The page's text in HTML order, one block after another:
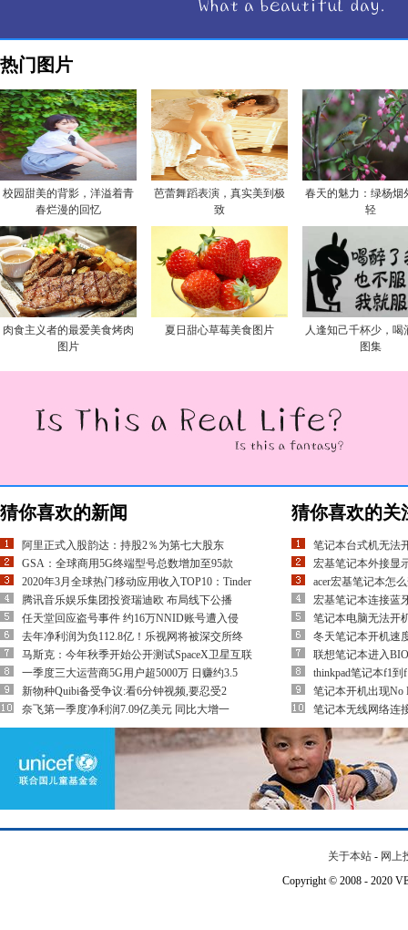
热门图片
校园甜美的背影，洋溢着青
春烂漫的回忆
芭蕾舞蹈表演，真实美到极
致
春天的魅力：绿杨烟
轻
肉食主义者的最爱美食烤肉
图片
夏日甜心草莓美食图片
人逢知己千杯少，喝
图集
猜你喜欢的新闻
阿里正式入股韵达：持股2％为第七大股东
GSA：全球商用5G终端型号总数增加至95款
2020年3月全球热门移动应用收入TOP10：Tinder
腾讯音乐娱乐集团投资瑞迪欧 布局线下公播
任天堂回应盗号事件 约16万NNID账号遭入侵
去年净利润为负112.8亿！乐视网将被深交所终
马斯克：今年秋季开始公开测试SpaceX卫星互联
一季度三大运营商5G用户超5000万 日赚约3.5
新物种Quibi备受争议:看6分钟视频,要忍受2
奈飞第一季度净利润7.09亿美元 同比大增一
猜你喜欢的关
笔记本台式机无法
宏基笔记本外接显
acer宏基笔记本怎
宏基笔记本连接蓝
笔记本电脑无法开
冬天笔记本开机速
联想笔记本进入
thinkpad笔记本f1到
笔记本开机出现No
笔记本无线网络连
关于本站 - 网上
Copyright © 2008 - 2020